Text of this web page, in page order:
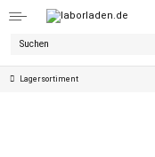
Lagersortiment